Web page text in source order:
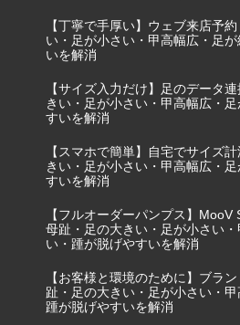
【丁寧で手厚い】ウェブ来店予
い・足が小さい・甲高幅広・足
いを解消
【サイズ入力だけ】足のデータ
きい・足が小さい・甲高幅広・
すいを解消
【スマホで簡単】自宅でサイズ
きい・足が小さい・甲高幅広・
すいを解消
【フルオーダーパンプス】
母趾・足の大きい・足が小さい
い・踵が脱げやすいを解消
【お客様と環境のために】ブラ
趾・足の大きい・足が小さい・甲
踵が脱げやすいを解消